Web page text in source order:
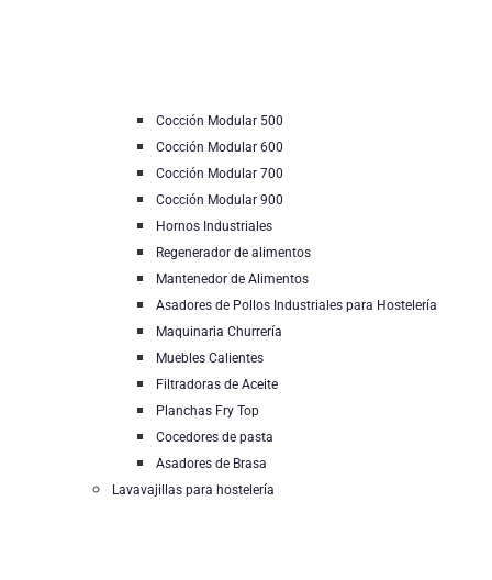
Cocción Modular 500
Cocción Modular 600
Cocción Modular 700
Cocción Modular 900
Hornos Industriales
Regenerador de alimentos
Mantenedor de Alimentos
Asadores de Pollos Industriales para Hostelería
Maquinaria Churrería
Muebles Calientes
Filtradoras de Aceite
Planchas Fry Top
Cocedores de pasta
Asadores de Brasa
Lavavajillas para hostelería